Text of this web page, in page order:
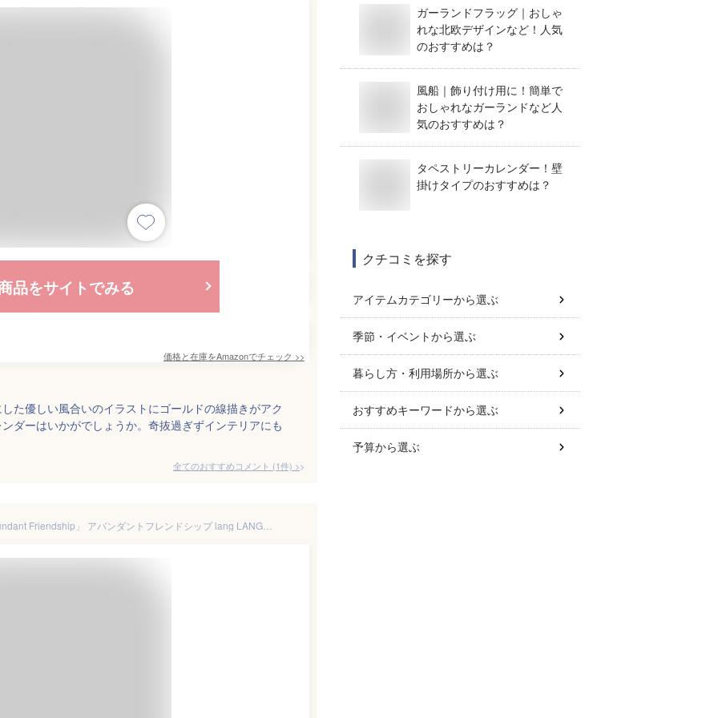
品をサイトでみる
価格と在庫をAmazonでチェック >>
た優しい風合いのイラストにゴールドの線描きがアク
ダーはいかがでしょうか。奇抜過ぎずインテリアにも
全てのおすすめコメント (1件) >
ガーランドフラッグ｜おしゃ
れな北欧デザインなど！人気
のおすすめは？
風船｜飾り付け用に！簡単で
おしゃれなガーランドなど人
気のおすすめは？
タペストリーカレンダー！壁
掛けタイプのおすすめは？
クチコミを探す
アイテムカテゴリーから選ぶ
季節・イベントから選ぶ
暮らし方・利用場所から選ぶ
おすすめキーワードから選ぶ
予算から選ぶ